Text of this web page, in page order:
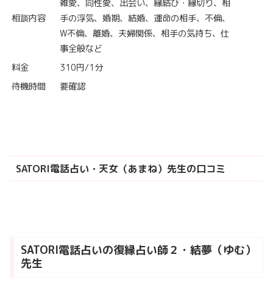
相談内容
雑愛、同性愛、出会い、縁結び・縁切り、相
手の浮気、婚期、結婚、運命の相手、不倫、
W不倫、離婚、夫婦関係、相手の気持ち、仕
事全般など
料金
310円/1分
待機時間
要確認
SATORI電話占い・天女（あまね）先生の口コミ
SATORI電話占いの復縁占い師２・結夢（ゆむ）
先生